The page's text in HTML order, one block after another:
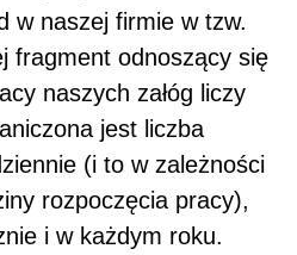
w naszej firmie w tzw.
fragment odnoszący się
naszych załóg liczy
jest liczba
(i to w zależności
rozpoczęcia pracy),
i w każdym roku.